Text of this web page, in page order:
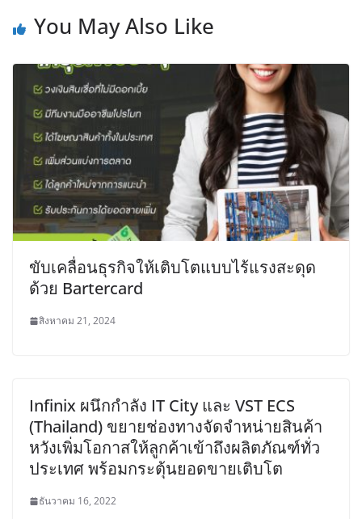
You May Also Like
ขับเคลื่อนธุรกิจให้เติบโตแบบไร้แรงสะดุด
ด้วย Bartercard
สิงหาคม 21, 2024
Infinix ผนึกกำลัง IT City และ VST ECS
(Thailand) ขยายช่องทางจัดจำหน่ายสินค้า
หวังเพิ่มโอกาสให้ลูกค้าเข้าถึงผลิตภัณฑ์ทั่ว
ประเทศ พร้อมกระตุ้นยอดขายเติบโต
ธันวาคม 16, 2022